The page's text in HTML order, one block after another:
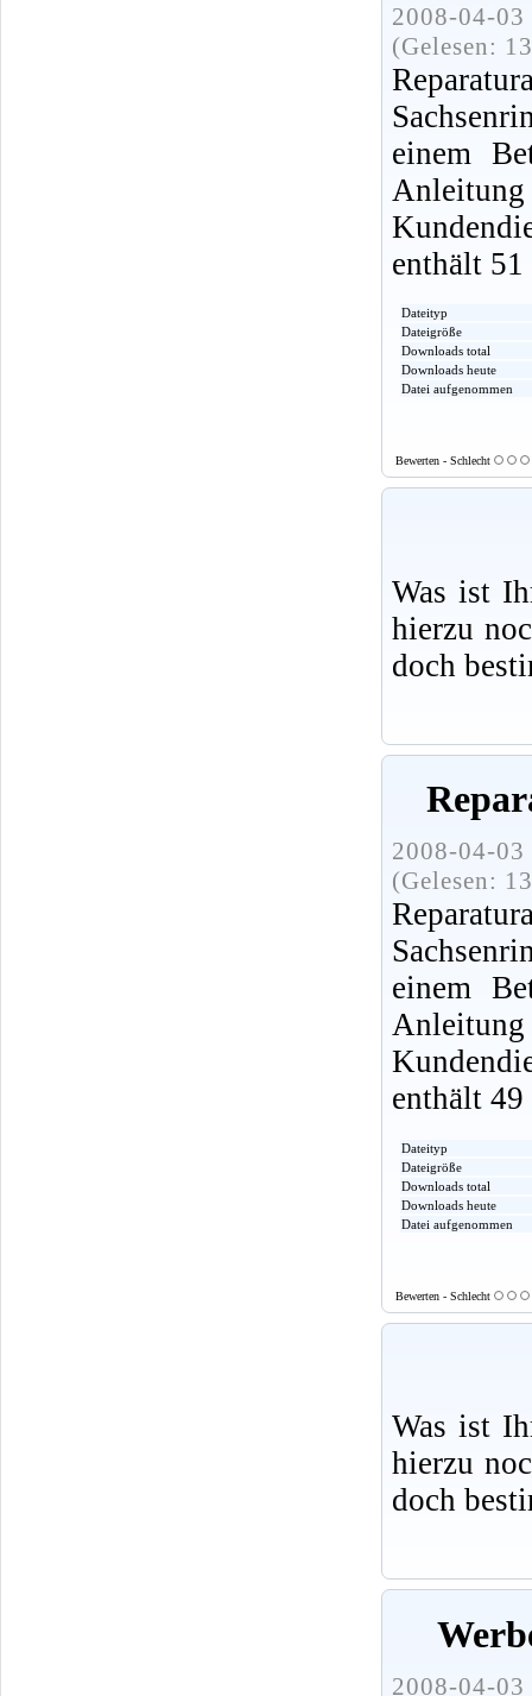
2008-04-
(Gelesen:
einem
enthält
Dateityp
Dateigröße
Downloads total
Downloads heute
Datei aufgenommen
Bewerten - Schlecht
Was ist
hierzu
doch
2008-04-
(Gelesen:
einem
enthält
Dateityp
Dateigröße
Downloads total
Downloads heute
Datei aufgenommen
Bewerten - Schlecht
Was ist
hierzu
doch
2008-04-